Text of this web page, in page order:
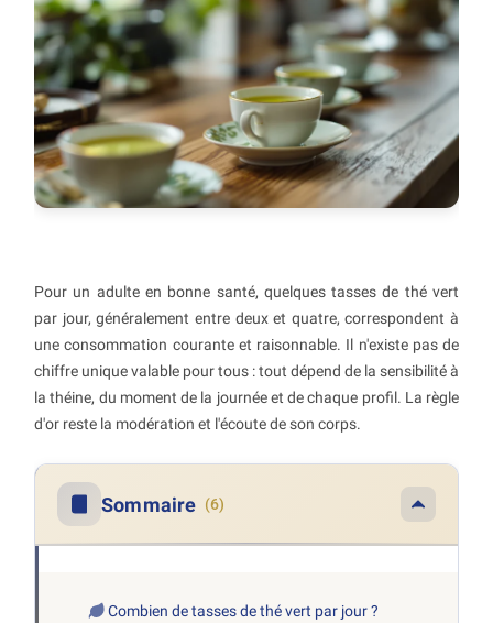
Pour un adulte en bonne santé, quelques tasses de thé vert
par jour, généralement entre deux et quatre, correspondent à
une consommation courante et raisonnable. Il n'existe pas de
chiffre unique valable pour tous : tout dépend de la sensibilité à
la théine, du moment de la journée et de chaque profil. La règle
d'or reste la modération et l'écoute de son corps.
Sommaire (6)
Combien de tasses de thé vert par jour ?